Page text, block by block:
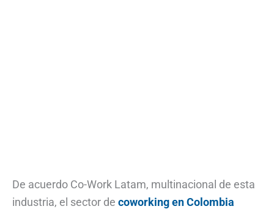
De acuerdo Co-Work Latam, multinacional de esta
industria, el sector de coworking en Colombia